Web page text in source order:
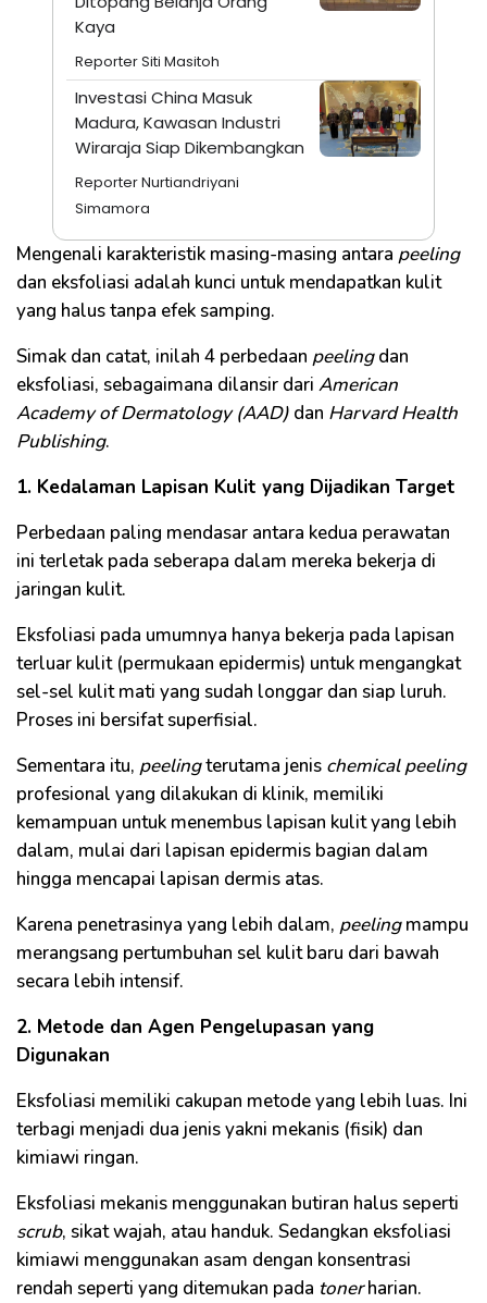
Kaya
Reporter Siti Masitoh
Investasi China Masuk
Madura, Kawasan Industri
Wiraraja Siap Dikembangkan
Reporter Nurtiandriyani
Simamora
Mengenali karakteristik masing-masing antara peeling
dan eksfoliasi adalah kunci untuk mendapatkan kulit
yang halus tanpa efek samping.
Simak dan catat, inilah 4 perbedaan peelingdan
eksfoliasi, sebagaimana dilansir dari American
Academy of Dermatology (AAD) dan Harvard Health
Publishing.
1. Kedalaman Lapisan Kulit yang Dijadikan Target
Perbedaan paling mendasar antara kedua perawatan
ini terletak pada seberapa dalam mereka bekerja di
jaringan kulit.
Eksfoliasi pada umumnya hanya bekerja pada lapisan
terluar kulit (permukaan epidermis) untuk mengangkat
sel-sel kulit mati yang sudah longgar dan siap luruh.
Proses ini bersifat superfisial.
Sementara itu, peelingterutama jenis chemical peeling
profesional yang dilakukan di klinik, memiliki
kemampuan untuk menembus lapisan kulit yang lebih
dalam, mulai dari lapisan epidermis bagian dalam
hingga mencapai lapisan dermis atas.
Karena penetrasinya yang lebih dalam, peelingmampu
merangsang pertumbuhan sel kulit baru dari bawah
secara lebih intensif.
2. Metode dan Agen Pengelupasan yang
Digunakan
Eksfoliasi memiliki cakupan metode yang lebih luas. Ini
terbagi menjadi dua jenis yakni mekanis (fisik) dan
kimiawi ringan.
Eksfoliasi mekanis menggunakan butiran halus seperti
scrub, sikat wajah, atau handuk. Sedangkan eksfoliasi
kimiawi menggunakan asam dengan konsentrasi
rendah seperti yang ditemukan pada tonerharian.